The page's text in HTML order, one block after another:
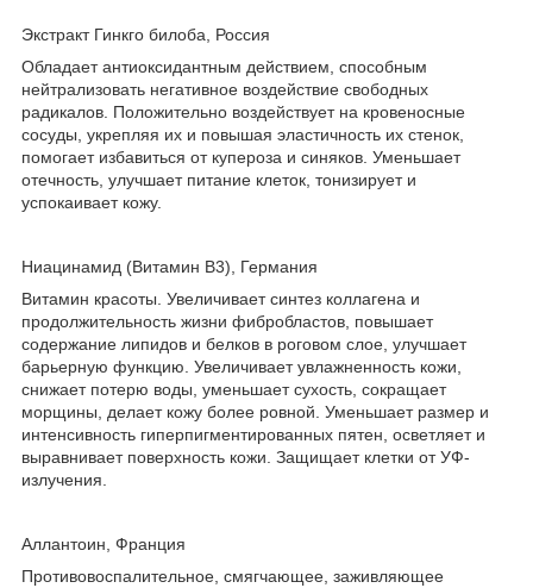
Экстракт Гинкго билоба, Россия
Обладает антиоксидантным действием, способным
нейтрализовать негативное воздействие свободных
радикалов. Положительно воздействует на кровеносные
сосуды, укрепляя их и повышая эластичность их стенок,
помогает избавиться от купероза и синяков. Уменьшает
отечность, улучшает питание клеток, тонизирует и
успокаивает кожу.
Ниацинамид (Витамин В3), Германия
Витамин красоты. Увеличивает синтез коллагена и
продолжительность жизни фибробластов, повышает
содержание липидов и белков в роговом слое, улучшает
барьерную функцию. Увеличивает увлажненность кожи,
снижает потерю воды, уменьшает сухость, сокращает
морщины, делает кожу более ровной. Уменьшает размер и
интенсивность гиперпигментированных пятен, осветляет и
выравнивает поверхность кожи. Защищает клетки от УФ-
излучения.
Аллантоин, Франция
Противовоспалительное, смягчающее, заживляющее